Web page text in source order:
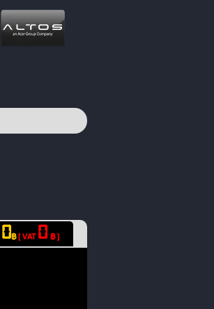
0฿[ VAT0 ฿ ]